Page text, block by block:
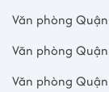
Văn phòng
Văn phòng
Văn phòng